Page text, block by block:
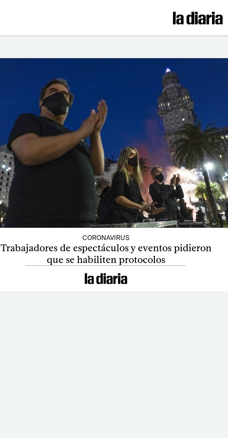
CORONAVIRUS
Trabajadores de espectáculos y eventos pidieron
que se habiliten protocolos